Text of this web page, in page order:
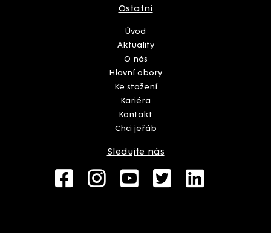
Ostatní
Úvod
Aktuality
O nás
Hlavní obory
Ke stažení
Kariéra
Kontakt
Chci jeřáb
Sledujte nás